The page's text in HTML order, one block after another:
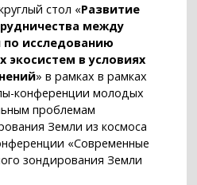
стол «Развитие
между
исследованию
экосистем в условиях
» в рамках в рамках
конференции молодых
проблемам
Земли из космоса
«Современные
зондирования Земли